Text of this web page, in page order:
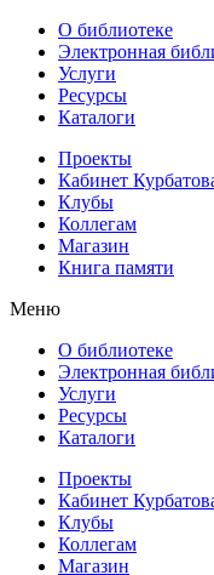
О библиотеке
Электронная
Услуги
Ресурсы
Каталоги
Проекты
Кабинет
Клубы
Коллегам
Магазин
Книга памяти
Меню
О библиотеке
Электронная
Услуги
Ресурсы
Каталоги
Проекты
Кабинет
Клубы
Коллегам
Магазин